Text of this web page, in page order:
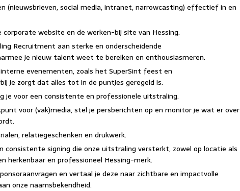
(nieuwsbrieven, social media, intranet, narrowcasting) effectief in en
website en de werken-bij site van Hessing.
Recruitment aan sterke en onderscheidende
je nieuw talent weet te bereiken en enthousiasmeren.
evenementen, zoals het SuperSint feest en
je zorgt dat alles tot in de puntjes geregeld is.
je voor een consistente en professionele uitstraling.
voor (vak)media, stel je persberichten op en monitor je wat er over
relatiegeschenken en drukwerk.
consistente signing die onze uitstraling versterkt, zowel op locatie als
herkenbaar en professioneel Hessing-merk.
en vertaal je deze naar zichtbare en impactvolle
onze naamsbekendheid.